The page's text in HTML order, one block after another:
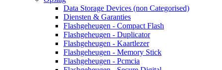
Data Storage Devices (non Categorised)
Diensten & Garanties
Flashgeheugen - Compact Flash
Flashgeheugen - Duplicator
Flashgeheugen - Kaartlezer
Flashgeheugen - Memory Stick
Flashgeheugen - Pcmcia